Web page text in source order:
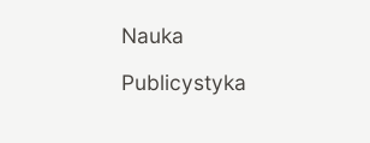
Nauka
Publicystyka